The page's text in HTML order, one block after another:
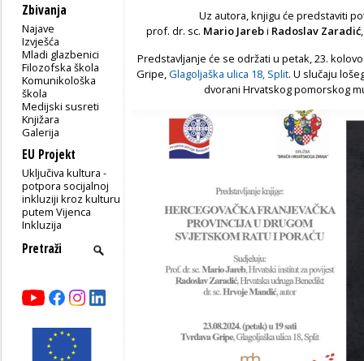
Zbivanja
Najave
Izvješća
Mladi glazbenici
Filozofska škola
Komunikološka
škola
Medijski susreti
Knjižara
Galerija
EU Projekt
Uključiva kultura -
potpora socijalnoj
inkluziji kroz kulturu
putem Vijenca
Inkluzija
Uz autora, knjigu će predstaviti
prof. dr. sc. Mario Jarebi Radoslav Zaradić
Predstavljanje će se održati u petak, 23.
Gripe,Glagoljaška ulica 18, Split. U slučaju
dvorani Hrvatskog pomorskog